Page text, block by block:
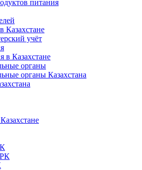
питания
Казахстане
учёт
в Казахстане
органы
органы Казахстана